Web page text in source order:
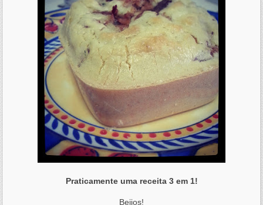
Praticamente uma receita 3 em 1!
Beijos!